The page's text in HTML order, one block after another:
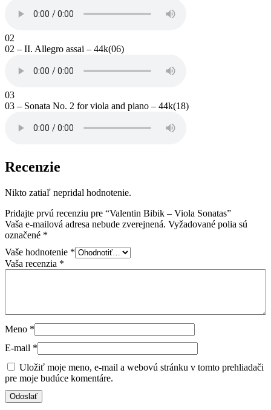
02
02 – II. Allegro assai – 44k(06)
03
03 – Sonata No. 2 for viola and piano – 44k(18)
Recenzie
Nikto zatiaľ nepridal hodnotenie.
Pridajte prvú recenziu pre “Valentin Bibik – Viola Sonatas”
Vaša e-mailová adresa nebude zverejnená. Vyžadované polia sú
označené *
Vaše hodnotenie *
Vaša recenzia *
Meno *
E-mail *
Uložiť moje meno, e-mail a webovú stránku v tomto prehliadači
pre moje budúce komentáre.